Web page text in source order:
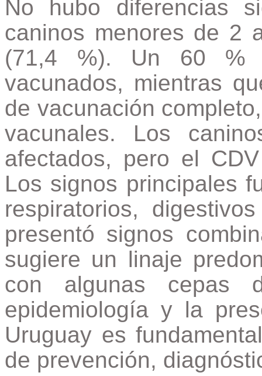
No hubo diferencias
caninos menores de 2
(71,4 %). Un 60 %
vacunados, mientras
de vacunación
vacunales. Los
afectados, pero el
Los signos principales
respiratorios,
presentó signos
sugiere un linaje
con algunas cepas
epidemiología y la
Uruguay es
de prevención,